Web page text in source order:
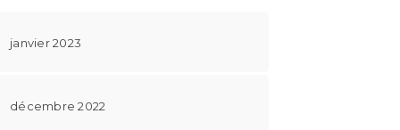
janvier 2023
décembre 2022